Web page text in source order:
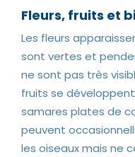
Fleurs, fruits et
Les fleurs
sont vertes et
ne sont pas très
fruits se
samares plates de
peuvent
les oiseaux mais ne